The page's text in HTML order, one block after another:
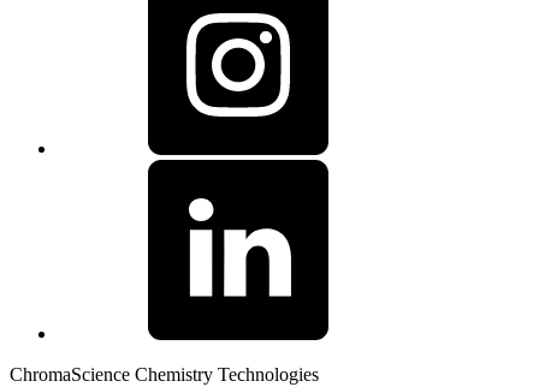
ChromaScience Chemistry Technologies